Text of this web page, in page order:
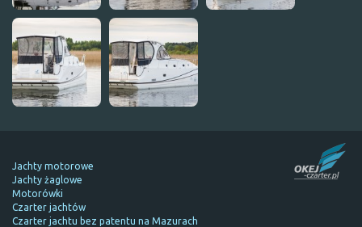
Jachty motorowe
Jachty żaglowe
Motorówki
Czarter jachtów
Czarter jachtu bez patentu na Mazurach